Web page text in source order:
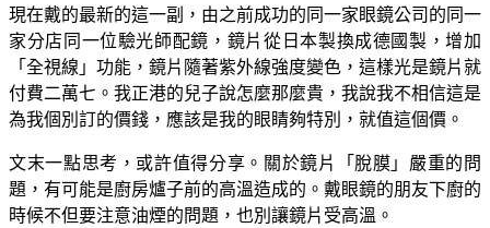
現在戴的最新的這一副，由之前成功的同一家眼鏡公司的同一
家分店同一位驗光師配鏡，鏡片從日本製換成德國製，增加
「全視線」功能，鏡片隨著紫外線強度變色，這樣光是鏡片就
付費二萬七。我正港的兒子說怎麼那麼貴，我說我不相信這是
為我個別訂的價錢，應該是我的眼睛夠特別，就值這個價。
文末一點思考，或許值得分享。關於鏡片「脫膜」嚴重的問
題，有可能是廚房爐子前的高溫造成的。戴眼鏡的朋友下廚的
時候不但要注意油煙的問題，也別讓鏡片受高溫。